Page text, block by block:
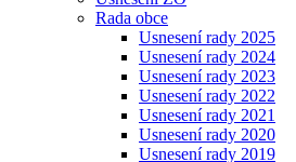
Rada obce
Usnesení rady 2025
Usnesení rady 2024
Usnesení rady 2023
Usnesení rady 2022
Usnesení rady 2021
Usnesení rady 2020
Usnesení rady 2019